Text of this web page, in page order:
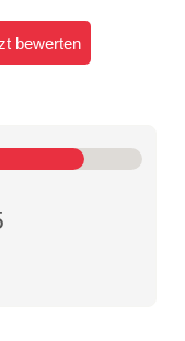
bewerten